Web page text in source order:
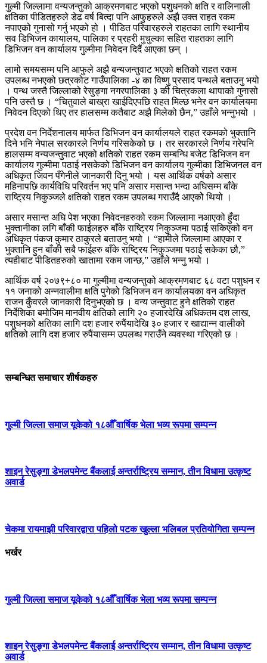
गुल्मी जिल्लामा वन्यजन्तुको आक्रमणबाट भएको पशुधनको क्षति र वालिनाली
क्षतिका पीडितहरुले डेढ वर्ष बित्दा पनि आफुहरुले अझै उक्त राहत रकम
नपाएको गुनासो गर्नु भएको हो । पीडित परिवारहरुले राहतका लागि स्थानीय
सव डिभिजन कायालय, पालिका र प्रहरी मुचुल्का सहित राहतका लागि
डिभिजन वन कार्यालय गुल्मीमा निवेदन दिदैं आएका छन् ।
लामो समयसम्म पनि आफुले अझै बन्यजन्तुवाट भएको क्षतिको राहत रकम
उपलब्ध नभएको छत्रकोट गाउँपालिका ‐४ का विष्णु प्रसाद पन्थले बताउनु भयो
। पन्थ जस्तै जिल्लाको रेसुङ्गा नगरपालिका ३ की चित्रकला थापाको गुनासो
पनि उस्तै छ । “चितुवाले बाख्रा खाईदिएपछि राहत मिल्छ भनेर वन कार्यालयमा
निवेदन दिएको थिए तर हालसम्म कतैबाट अझै मिलेको छैन,” उहाँले भन्नुभयो ।
प्रदेश वन निर्देशनालय मार्फत डिभिजन वन कार्यालयले राहत रकमको भुक्तानि
दिने भनि नेपाल सरकारले निर्णय गरिसकेको छ । तर सरकारले निर्णय गरेपनि
हालसम्म वन्यजन्तुवाट भएको क्षतिको राहत रकम सम्बन्धि बजेट डिभिजन वन
कार्यालय गुल्मीमा पठाई नसकेको डिभिजन वन कार्यालय गुल्मीका डिभिजनल वन
अधिकृत जिवन पँगेनीले जानकारी दिनु भयो । यस आर्थिक वर्षको असार
महिनापछि कार्यविधि परिवर्तन भए पनि असार मसान्त भन्दा अघिसम्म बाँके
राष्ट्रिय निकुञ्जले क्षतिको राहत रकम उपलब्ध गराउँदै आएकोे थियो ।
असार मसान्त अघि पेश भएका निवेदनहरुको रकम जिल्लामा नआएको हुँदा
भुक्तानीका लगि बाँकी फाईलहरु बाँके राष्ट्रिय निकुञ्जमा पठाई सकिएको वन
अधिकृत पंकज कुमार ठाकुरले बताउनु भयो । “हामीले जिल्लामा आएका र
भुक्तानि हुन बाँकी सबै फाईहरु बाँके राष्ट्रिय निकुञ्जमा पठाई सकेका छौ,”
त्यहीबाट पीडितहरुको खातामा रकम जान्छ,” उहाँले भन्नु भयो ।
आर्थिक वर्ष २०७९÷८० मा गुल्मीमा वन्यजन्तुको आक्रमणबाट ६८ वटा पशुधन र
११ जनाको अन्नवालीमा क्षति पुगेको डिभिजन वन कार्यालयका वन अधिकृत
राजन कुँवरले जानकारी दिनुभएको छ । वन्य जन्तुवाट हुने क्षतिको राहत
निर्देशिका बमोजिम मानवीय क्षतिको लागि २० हजारदेखि अधिकतम दश लाख,
पशुधनको क्षतिका लागि दश हजार रुपैंयादेखि ३० हजार र खाद्यान्न वालीको
क्षतिको लागि दश हजार रुपैंयासम्म उपलब्ध गराउँने व्यवस्था गरिएको छ ।
सम्बन्धित समाचार शीर्षकहरु
गुल्मी जिल्ला समाज यूकेको १८औँ वार्षिक भेला भव्य रूपमा सम्पन्न
शाइन रेसुङ्गा डेभलपमेन्ट बैंकलाई अन्तर्राष्ट्रिय सम्मान, तीन विधामा उत्कृष्ट
अवार्ड
चेकमा रायमाझी परिवारद्वारा पहिलो पटक खुल्ला भलिबल प्रतियोगिता सम्पन्न
भर्खर
गुल्मी जिल्ला समाज यूकेको १८औँ वार्षिक भेला भव्य रूपमा सम्पन्न
शाइन रेसुङ्गा डेभलपमेन्ट बैंकलाई अन्तर्राष्ट्रिय सम्मान, तीन विधामा उत्कृष्ट
अवार्ड